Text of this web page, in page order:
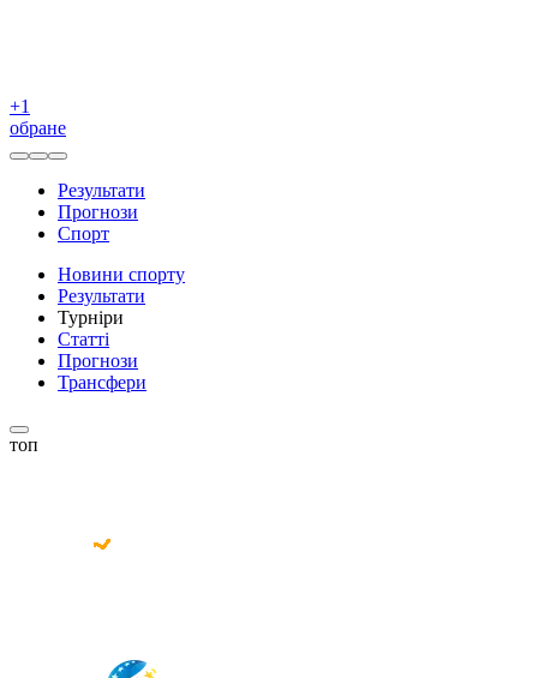
+1
обране
Результати
Прогнози
Спорт
Новини спорту
Результати
Турніри
Статті
Прогнози
Трансфери
топ